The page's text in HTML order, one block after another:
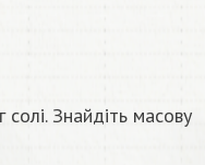
Знайдіть масову